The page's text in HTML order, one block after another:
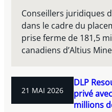
Conseillers juridiques
dans le cadre du
prise ferme de 181,5
canadiens d’Altius
21 MAI 2026
DLP
privé
millions